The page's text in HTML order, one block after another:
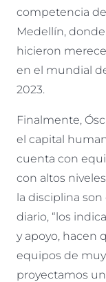
competencia
Medellín,
hicieron
en el mundial
2023.
Finalmente,
el capital
cuenta con
con altos
la disciplina
diario, “los
y apoyo, hacen
equipos de
proyectamos